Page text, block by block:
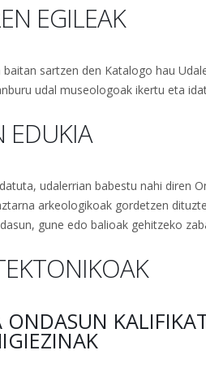
EGILEAK
sartzen den Katalogo hau
udal museologoak ikertu eta
EDUKIA
udalerrian babestu nahi diren
arkeologikoak gordetzen
gune edo balioak gehitzeko